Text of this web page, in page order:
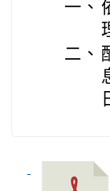
一、
二、